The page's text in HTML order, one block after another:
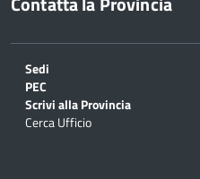
Sedi
PEC
Scrivi alla Provincia
Cerca Ufficio